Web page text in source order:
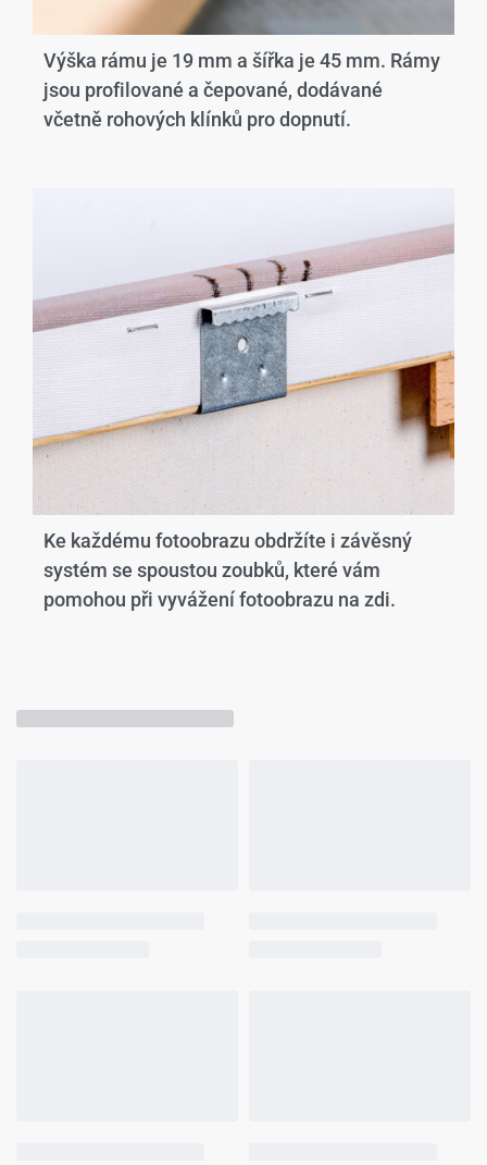
Výška rámu je 19 mm a šířka je 45 mm. Rámy
jsou profilované a čepované, dodávané
včetně rohových klínků pro dopnutí.
Ke každému fotoobrazu obdržíte i závěsný
systém se spoustou zoubků, které vám
pomohou při vyvážení fotoobrazu na zdi.